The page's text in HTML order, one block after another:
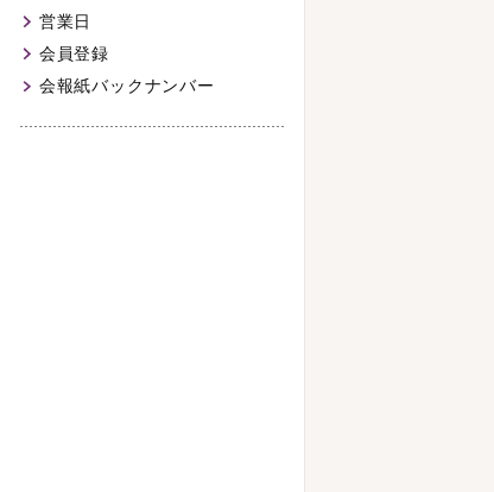
営業日
会員登録
会報紙バックナンバー